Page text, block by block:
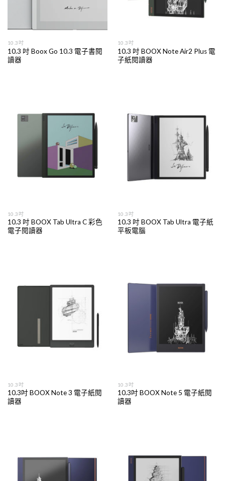
10.3吋
10.3 吋 Boox Go 10.3 電子書閱
讀器
10.3吋
10.3 吋 BOOX Note Air2 Plus 電
子紙閱讀器
10.3吋
10.3 吋 BOOX Tab Ultra C 彩色
電子閱讀器
10.3吋
10.3 吋 BOOX Tab Ultra 電子紙
平板電腦
10.3吋
10.3吋 BOOX Note 3 電子紙閱
讀器
10.3吋
10.3吋 BOOX Note 5 電子紙閱
讀器